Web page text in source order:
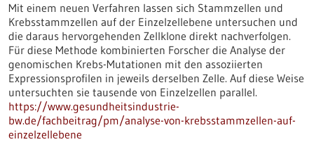
Mit einem neuen Verfahren lassen sich Stammzellen und
Krebsstammzellen auf der Einzelzellebene untersuchen und
die daraus hervorgehenden Zellklone direkt nachverfolgen.
Für diese Methode kombinierten Forscher die Analyse der
genomischen Krebs-Mutationen mit den assoziierten
Expressionsprofilen in jeweils derselben Zelle. Auf diese Weise
untersuchten sie tausende von Einzelzellen parallel.
https://www.gesundheitsindustrie-
bw.de/fachbeitrag/pm/analyse-von-krebsstammzellen-auf-
einzelzellebene